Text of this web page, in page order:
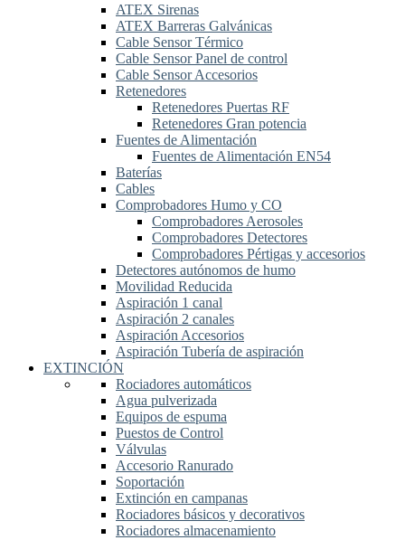
ATEX Sirenas
ATEX Barreras Galvánicas
Cable Sensor Térmico
Cable Sensor Panel de control
Cable Sensor Accesorios
Retenedores
Retenedores Puertas RF
Retenedores Gran potencia
Fuentes de Alimentación
Fuentes de Alimentación EN54
Baterías
Cables
Comprobadores Humo y CO
Comprobadores Aerosoles
Comprobadores Detectores
Comprobadores Pértigas y accesorios
Detectores autónomos de humo
Movilidad Reducida
Aspiración 1 canal
Aspiración 2 canales
Aspiración Accesorios
Aspiración Tubería de aspiración
EXTINCIÓN
Rociadores automáticos
Agua pulverizada
Equipos de espuma
Puestos de Control
Válvulas
Accesorio Ranurado
Soportación
Extinción en campanas
Rociadores básicos y decorativos
Rociadores almacenamiento